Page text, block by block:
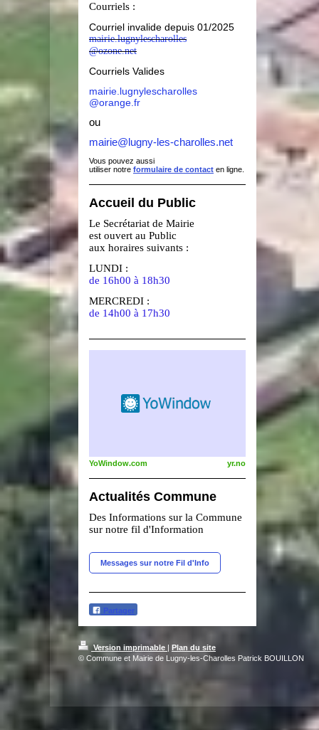
Courriels :
Courriel invalide depuis 01/2025
mairie.lugnylescharolles
@ozone.net
Courriels Valides
mairie.lugnylescharolles
@orange.fr
ou
mairie@lugny-les-charolles.net
Vous pouvez aussi
utiliser notre formulaire de contact en ligne.
Accueil du Public
Le Secrétariat de Mairie
est ouvert au Public
aux horaires suivants :
LUNDI :
de 16h00 à 18h30
MERCREDI :
de 14h00 à 17h30
YoWindow.com yr.no
Actualités Commune
Des Informations sur la Commune
sur notre fil d'Information
Messages sur notre Fil d'Info
Partager
Version imprimable | Plan du site
© Commune et Mairie de Lugny-les-Charolles Patrick BOUILLON